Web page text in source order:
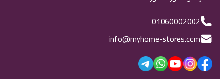
01060002002
info@myhome-stores.com